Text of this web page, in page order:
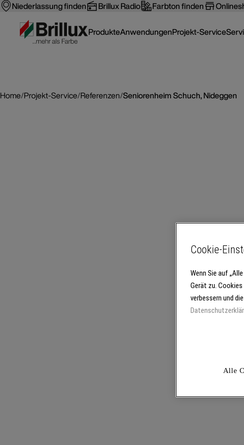
Niederlassung finden Brillux Radio Farbton finden
ProdukteAnwendungenProjekt-Service
Home/Projekt-Service/Referenzen/Seniorenheim Schuch, Nideggen
Cookie-
Wenn Sie auf
Gerät zu.
verbessern und
Alle